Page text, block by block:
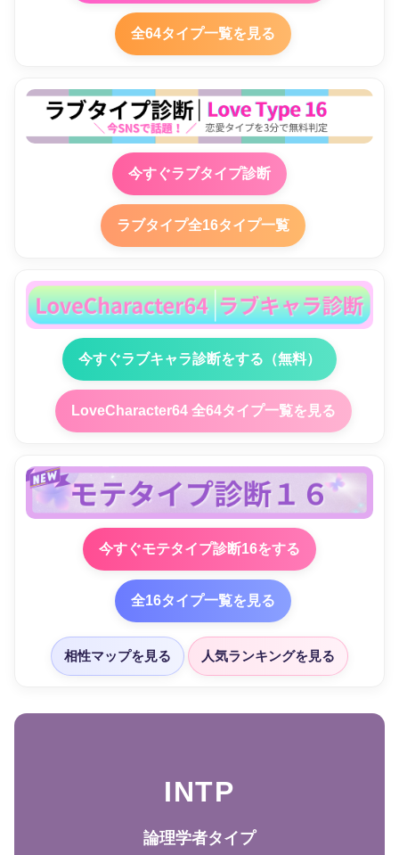
全64タイプ一覧を見る
今すぐラブタイプ診断
ラブタイプ全16タイプ一覧
今すぐラブキャラ診断をする（無料）
LoveCharacter64 全64タイプ一覧を見る
今すぐモテタイプ診断16をする
全16タイプ一覧を見る
相性マップを見る 人気ランキングを見る
INTP
論理学者タイプ